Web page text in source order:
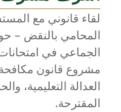
لقاء قانوني مع
المحامي بالنقض –
الجماعي في امتحانات
مشروع قانون
العدالة التعليمية،
المقترحة.